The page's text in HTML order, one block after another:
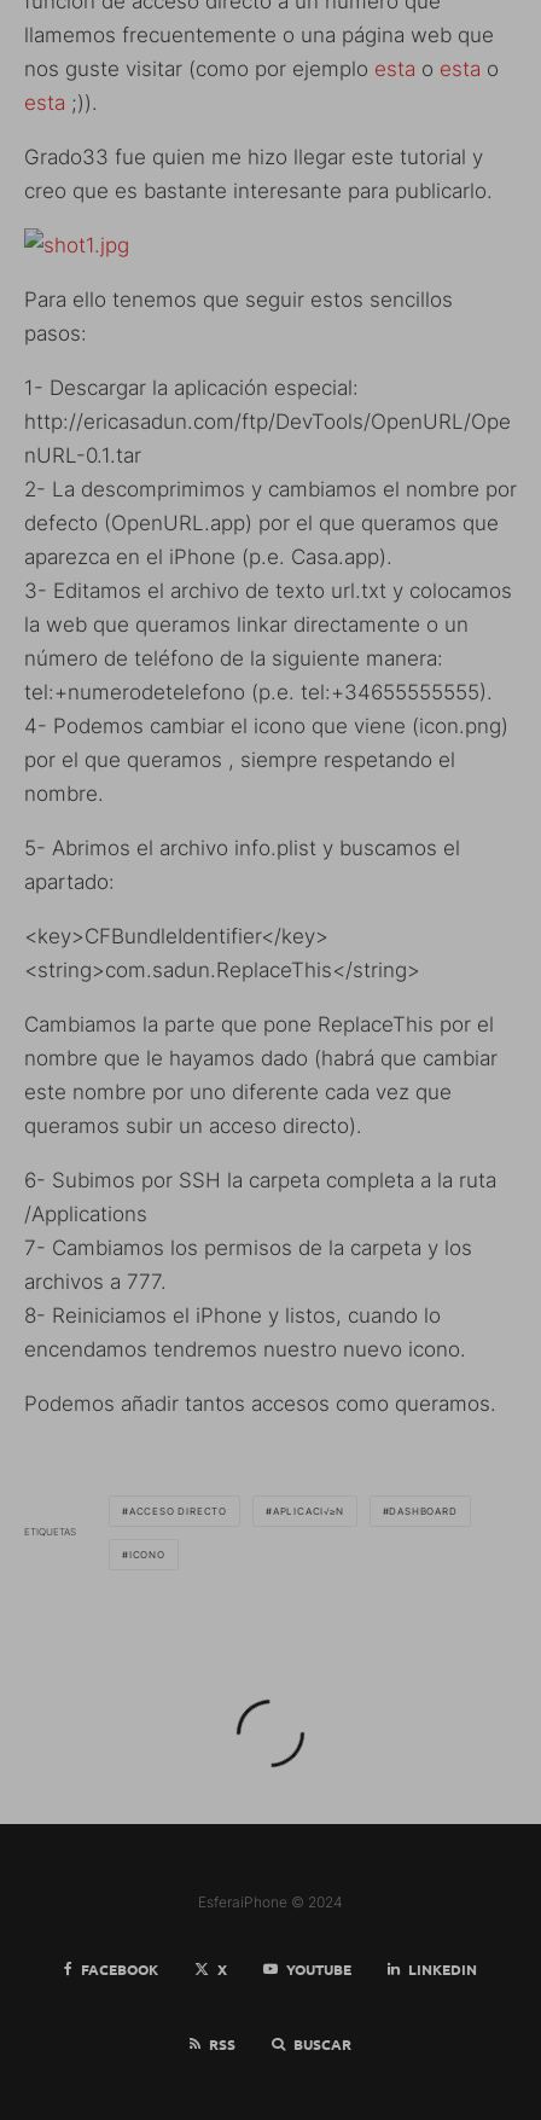
llamemos frecuentemente o una página web que
nos guste visitar (como por ejemplo esta o esta o
esta ;)).
Grado33 fue quien me hizo llegar este tutorial y
creo que es bastante interesante para publicarlo.
Para ello tenemos que seguir estos sencillos
pasos:
1- Descargar la aplicación especial:
http://ericasadun.com/ftp/DevTools/OpenURL/Ope
nURL-0.1.tar
2- La descomprimimos y cambiamos el nombre por
defecto (OpenURL.app) por el que queramos que
aparezca en el iPhone (p.e. Casa.app).
3- Editamos el archivo de texto url.txt y colocamos
la web que queramos linkar directamente o un
número de teléfono de la siguiente manera:
tel:+numerodetelefono (p.e. tel:+34655555555).
4- Podemos cambiar el icono que viene (icon.png)
por el que queramos , siempre respetando el
nombre.
5- Abrimos el archivo info.plist y buscamos el
apartado:
<key>CFBundleIdentifier</key>
<string>com.sadun.ReplaceThis</string>
Cambiamos la parte que pone ReplaceThis por el
nombre que le hayamos dado (habrá que cambiar
este nombre por uno diferente cada vez que
queramos subir un acceso directo).
6- Subimos por SSH la carpeta completa a la ruta
/Applications
7- Cambiamos los permisos de la carpeta y los
archivos a 777.
8- Reiniciamos el iPhone y listos, cuando lo
encendamos tendremos nuestro nuevo icono.
Podemos añadir tantos accesos como queramos.
ETIQUETAS
ACCESO DIRECTO APLICACI√≥N DASHBOARD
ICONO
EsferaiPhone © 2024
FACEBOOK X YOUTUBE LINKEDIN
RSS BUSCAR